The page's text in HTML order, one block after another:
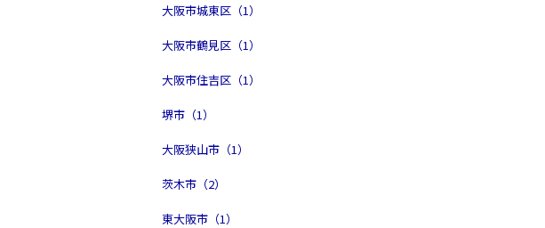
大阪市城東区（1）
大阪市鶴見区（1）
大阪市住吉区（1）
堺市（1）
大阪狭山市（1）
茨木市（2）
東大阪市（1）